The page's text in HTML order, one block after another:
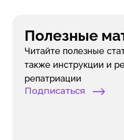
покрытия. В среднем
около 686 шекелей в
Полезные
Читайте полезные
также инструкции и
репатриации
Подписаться